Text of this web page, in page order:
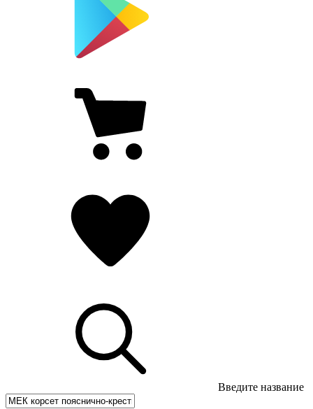
Введите название